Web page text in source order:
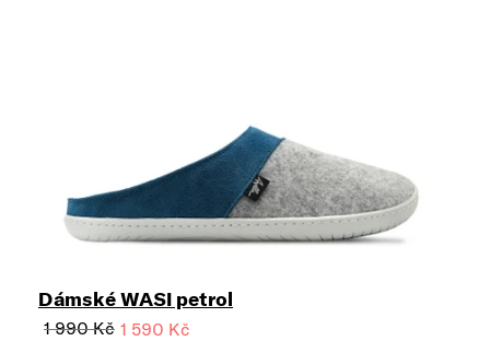
Dámské WASI petrol
1 990 Kč 1 590 Kč